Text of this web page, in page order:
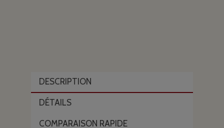
DESCRIPTION
DÉTAILS
COMPARAISON RAPIDE